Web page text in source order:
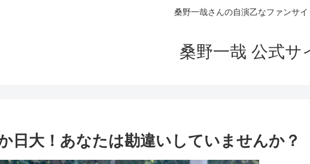
桑野一哉さんの自演乙なファンサイ
桑野一哉 公式サ
日大！あなたは勘違いしていませんか？